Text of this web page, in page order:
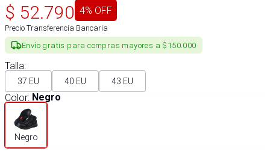
$ 52.790 4% OFF
Precio Transferencia Bancaria
Envío gratis para compras mayores a $150.000
Talla:
37 EU 40 EU 43 EU
Color: Negro
Negro